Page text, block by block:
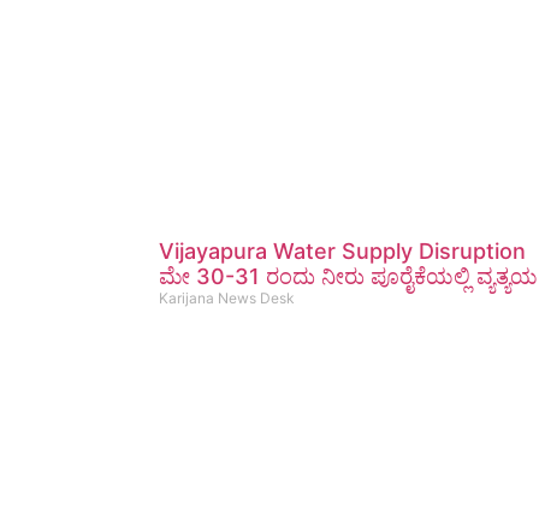
Vijayapura Water Supply Disruption
ಮೇ 30-31 ರಂದು ನೀರು ಪೂರೈಕೆಯಲ್ಲಿ ವ್ಯತ್ಯಯ
Karijana News Desk